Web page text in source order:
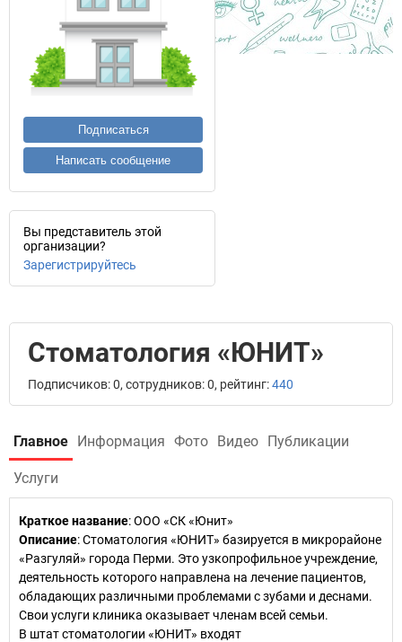
Подписаться
Написать сообщение
Вы представитель этой
организации?
Зарегистрируйтесь
Стоматология «ЮНИТ»
Подписчиков: 0, сотрудников: 0, рейтинг:440
Главное Информация Фото Видео Публикации
Услуги
Краткое название:ООО «СК «Юнит»
Описание: Стоматология «ЮНИТ» базируется в микрорайоне
«Разгуляй» города Перми. Это узкопрофильное учреждение,
деятельность которого направлена на лечение пациентов,
обладающих различными проблемами с зубами и деснами.
Свои услуги клиника оказывает членам всей семьи.
В штат стоматологии «ЮНИТ» входят